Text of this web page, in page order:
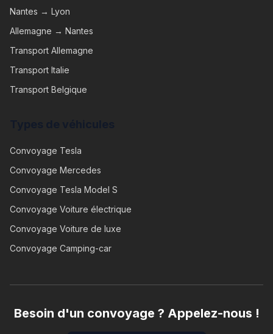
Nantes → Lyon
Allemagne → Nantes
Transport Allemagne
Transport Italie
Transport Belgique
Convoyage Tesla
Convoyage Mercedes
Convoyage Tesla Model S
Convoyage Voiture électrique
Convoyage Voiture de luxe
Convoyage Camping-car
Besoin d'un convoyage ? Appelez-nous !